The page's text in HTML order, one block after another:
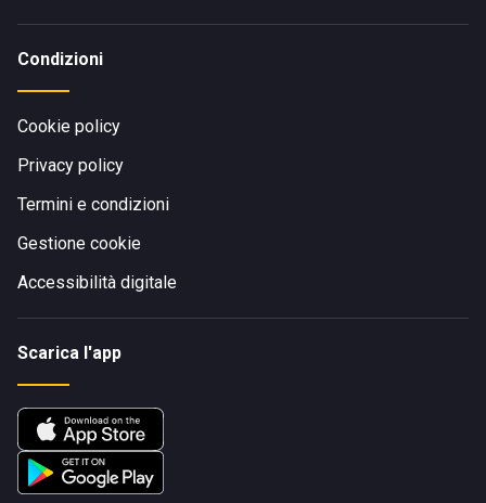
Condizioni
Cookie policy
Privacy policy
Termini e condizioni
Gestione cookie
Accessibilità digitale
Scarica l'app